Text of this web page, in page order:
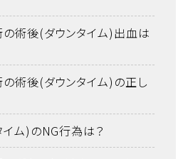
術後(ダウンタイム)出血は
術後(ダウンタイム)の正し
ム)のNG行為は？